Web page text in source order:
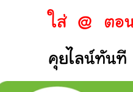
ใส่ @ ตอ
คุยไลน์ทันที